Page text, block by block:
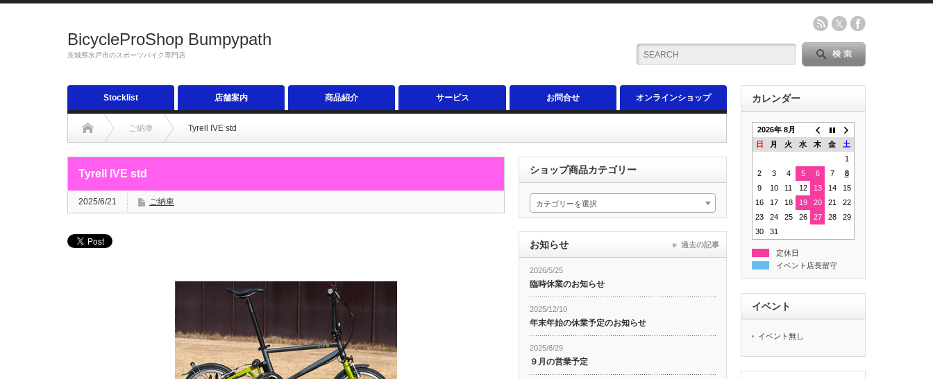
BicycleProShop Bumpypath
茨城県水戸市のスポーツバイク専門店
Stocklist 店舗案内 商品紹介 サービス お問合せ オンラインショップ
ご納車 Tyrell IVE std
Tyrell IVE std
2025/6/21 ご納車
ショップ商品カテゴリー
カテゴリーを選択
お知らせ
2026/5/25
臨時休業のお知らせ
2025/12/10
年末年始の休業予定のお知らせ
2025/8/29
９月の営業予定
過去の記事
カレンダー
2026年 8月
日
月 火 水 木 金
土
1
2
3 4 5 6 7
8
9
10 11 12 13 14
15
16
17 18 19 20 21
22
23
24 25 26 27 28
29
30
31
定休日
イベント店長留守
イベント
イベント無し